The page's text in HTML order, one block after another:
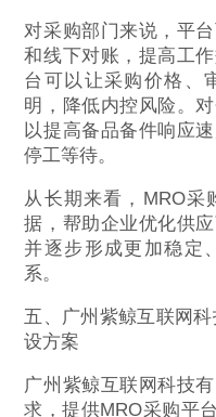
对采购部门来说，平
和线下对账，提高工
台可以让采购价格、
明，降低内控风险。
以提高备品备件响应
停工等待。
从长期来看，MRO采
据，帮助企业优化供
并逐步形成更加稳定
系。
五、广州紫鲸互联网
设方案
广州紫鲸互联网科技
求，提供MRO采购平